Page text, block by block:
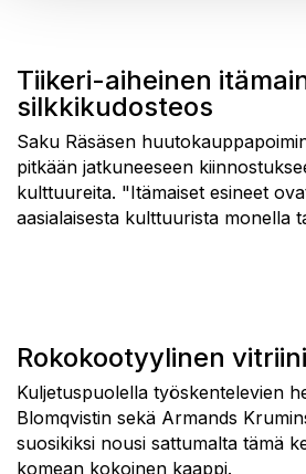
Tiikeri-aiheinen
silkkikudosteos
Saku Räsäsen
pitkään jatkuneeseen
kulttuureita. "Itämaiset esineet
aasialaisesta kulttuurista monella
Rokokootyylinen
Kuljetuspuolella työskentelevien
Blomqvistin sekä Armands
suosikiksi nousi sattumalta tämä
komean kokoinen kaappi.